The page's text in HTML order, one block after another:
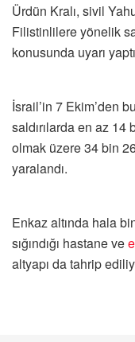
Ürdün Kralı, sivil
Filistinlilere yönelik
konusunda uyarı
İsrail’in 7 Ekim’den
saldırılarda en az 14
olmak üzere 34 bin
yaralandı.
Enkaz altında hala
sığındığı hastane ve
altyapı da tahrip